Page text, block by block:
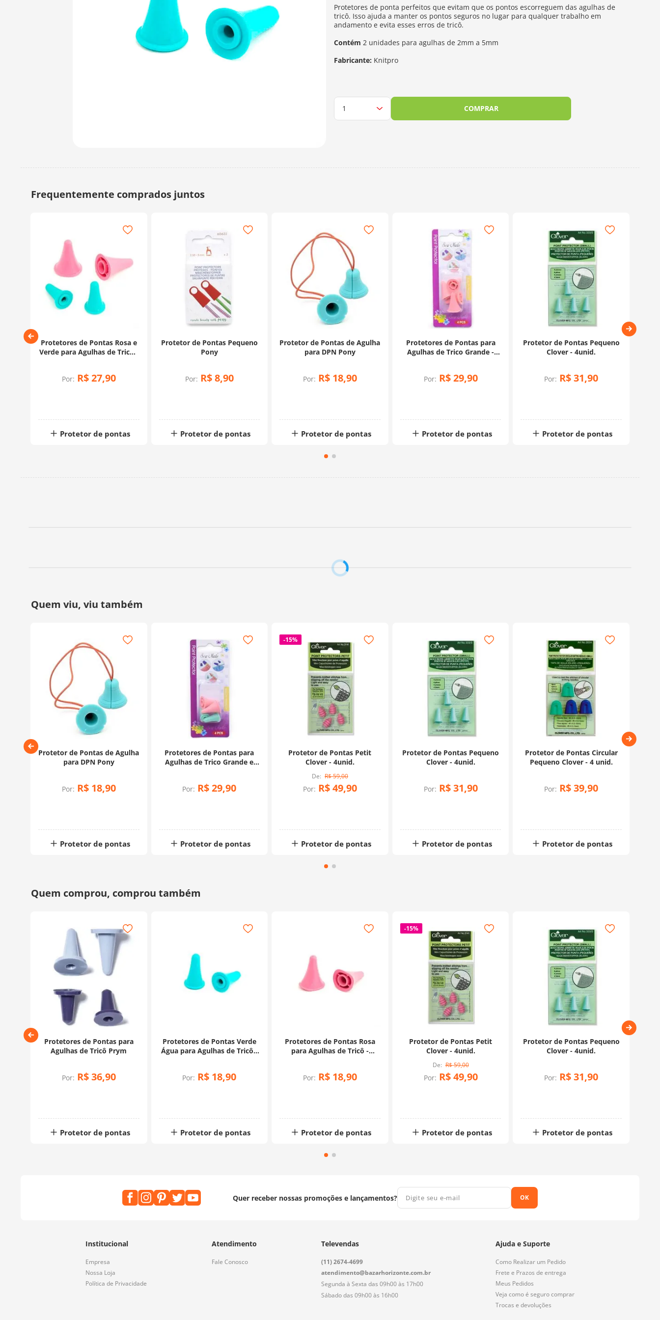
Protetores de ponta perfeitos que evitam que os pontos escorreguem das agulhas de
tricô. Isso ajuda a manter os pontos seguros no lugar para qualquer trabalho em
andamento e evita esses erros de tricô.
Contém 2 unidades para agulhas de 2mm a 5mm
Fabricante: Knitpro
COMPRAR
Protetores de Pontas Rosa e
Verde para Agulhas de Tricô -
Por: R$27,90
Protetor de pontas
Protetor de Pontas Pequeno
Pony
Por: R$8,90
Protetor de pontas
Protetor de Pontas de Agulha
para DPN Pony
Por: R$ 18,90
Protetor de pontas
Protetores de Pontas para
Agulhas de Trico Grande -
Por: R$ 29,90
Protetor de pontas
Protetor de Pontas Pequeno
Clover - 4unid.
Por: R$31,90
Protetor de pontas
Protetor de Pontas de Agulha
para DPN Pony
Por: R$ 18,90
Protetor de pontas
Protetores de Pontas para
Agulhas de Trico Grande e
Por: R$29,90
Protetor de pontas
-15%
Protetor de Pontas Petit
Clover - 4unid.
R$59,00
Por: R$49,90
Protetor de pontas
Protetor de Pontas Pequeno
Clover - 4unid.
Por: R$ 31,90
Protetor de pontas
Protetor de Pontas Circular
Pequeno Clover - 4 unid.
Por: R$39,90
Protetor de pontas
Protetores de Pontas para
Agulhas de Tricô Prym
Por: R$36,90
Protetor de pontas
Protetores de Pontas Verde
Água para Agulhas de Tricô -
Por: R$ 18,90
Protetor de pontas
Protetores de Pontas Rosa
para Agulhas de Tricô -
Por: R$ 18,90
Protetor de pontas
-15%
Protetor de Pontas Petit
Clover - 4unid.
R$59,00
Por: R$ 49,90
Protetor de pontas
Protetor de Pontas Pequeno
Clover - 4unid.
Por: R$31,90
Protetor de pontas
Quer receber nossas promoções e lançamentos? OK
Institucional
Empresa
Nossa Loja
Política de Privacidade
Atendimento
Fale Conosco
Televendas
(11) 2674-4699
atendimento@bazarhorizonte.com.br
Segunda à Sexta das 09h00 às 17h00
Sábado das 09h00 às 16h00
Ajuda e Suporte
Como Realizar um Pedido
Frete e Prazos de entrega
Meus Pedidos
Veja como é seguro comprar
Trocas e devoluções